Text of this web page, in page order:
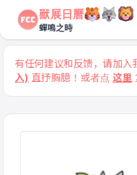
獸展日曆
蟬鳴之時
有任何建议和反馈，请加入
入) 直抒胸臆！或者点 这里